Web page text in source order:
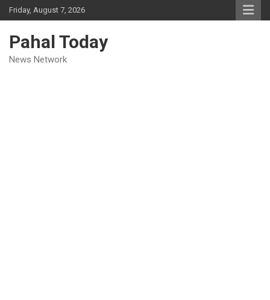
Skip
to
Friday, August 7, 2026
Pahal Today
News Network